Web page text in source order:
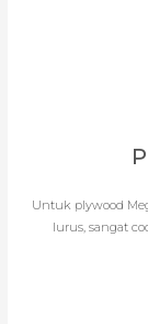
Untuk plywood
lurus, sangat